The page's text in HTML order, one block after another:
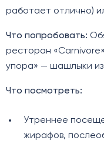
работает отлично)
Что попробовать:
ресторан
упора» — шашлыки из
Что посмотреть:
Утреннее
жирафов,